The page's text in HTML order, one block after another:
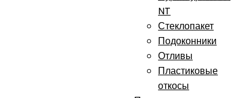
NT
Стеклопакет
Подоконники
Отливы
Пластиковые
откосы